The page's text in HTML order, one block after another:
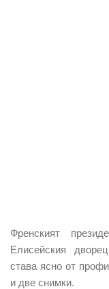
Френският
Елисейския
става ясно от
и две снимки.